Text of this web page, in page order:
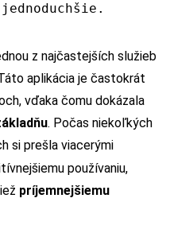
z najčastejších služieb
aplikácia je častokrát
vďaka čomu dokázala
. Počas niekoľkých
si prešla viacerými
používaniu,
príjemnejšiemu